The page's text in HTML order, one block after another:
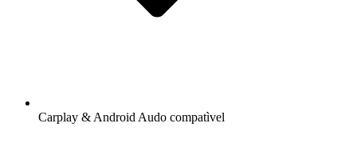
Carplay & Android Audo compatìvel